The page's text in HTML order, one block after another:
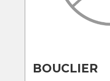
BOUCLIER